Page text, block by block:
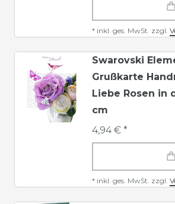
* inkl. ges. MwSt. zzgl.
Swarovski
Grußkarte
Liebe Rosen in
cm
4,94 € *
* inkl. ges. MwSt. zzgl.